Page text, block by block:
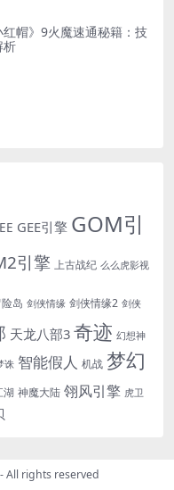
红帽》9火魔速通秘籍：技
析
GEE引擎 GOM引
引擎 上古战纪 么么虎影视
岛 剑侠情缘 剑侠情缘2 剑侠
天龙八部3 奇迹 幻想神
诛 智能假人 机战 梦幻
湖 神魔大陆 翎风引擎 虎卫
- All rights reserved